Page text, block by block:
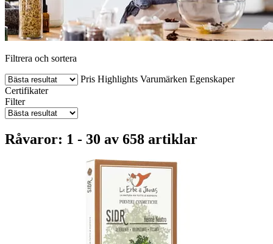
Filtrera och sortera
Pris Highlights Varumärken Egenskaper
Certifikater
Filter
Råvaror: 1 - 30 av 658 artiklar